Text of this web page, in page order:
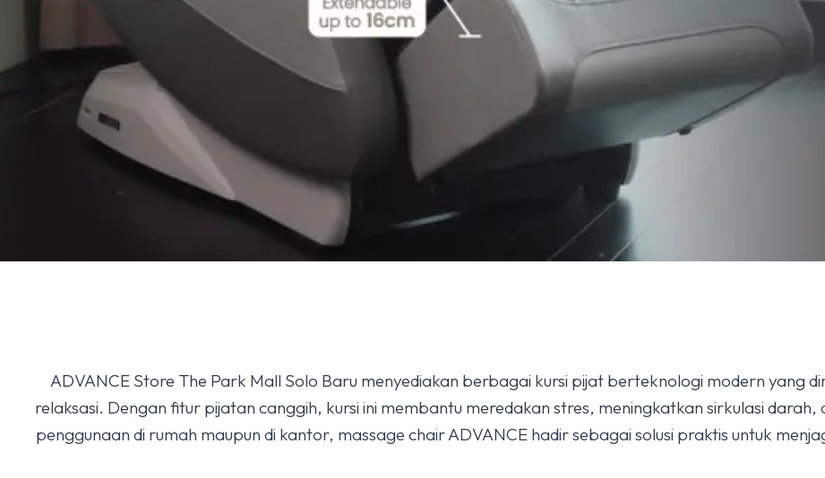
ADVANCE Store The Park Mall Solo Baru menyediakan berbagai kursi pijat berteknologi modern yang
relaksasi. Dengan fitur pijatan canggih, kursi ini membantu meredakan stres, meningkatkan sirkulasi
penggunaan di rumah maupun di kantor, massage chair ADVANCE hadir sebagai solusi praktis untuk